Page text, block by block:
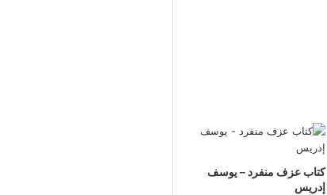
كتاب عزف منفرد – يوسف
إدريس